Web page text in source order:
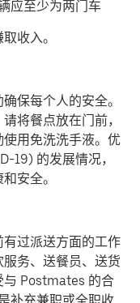
应至少为两门车
收入。
保每个人的安全。
将餐点放在门前，
用免洗洗手液。优
19) 的发展情况，
安全。
过派送方面的工作
务、送餐员、送货
与 Postmates 的合